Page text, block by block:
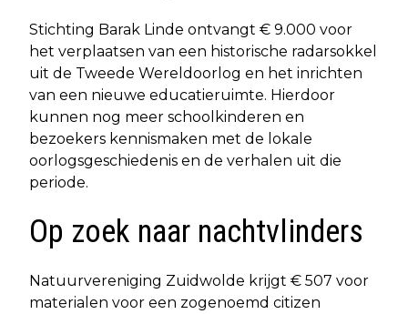
Stichting Barak Linde ontvangt € 9.000 voor
het verplaatsen van een historische radarsokkel
uit de Tweede Wereldoorlog en het inrichten
van een nieuwe educatieruimte. Hierdoor
kunnen nog meer schoolkinderen en
bezoekers kennismaken met de lokale
oorlogsgeschiedenis en de verhalen uit die
periode.
Op zoek naar nachtvlinders
Natuurvereniging Zuidwolde krijgt € 507 voor
materialen voor een zogenoemd citizen